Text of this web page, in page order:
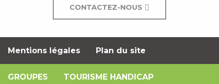
CONTACTEZ-NOUS
Mentions légales Plan du site
GROUPES TOURISME HANDICAP